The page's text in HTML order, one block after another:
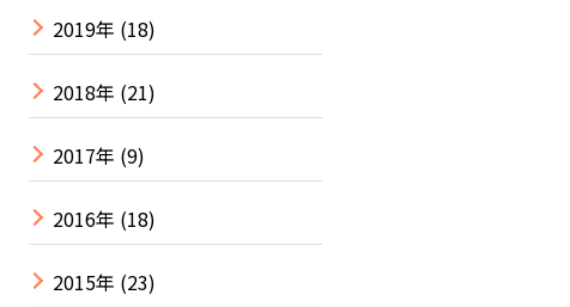
2019年 (18)
2018年 (21)
2017年 (9)
2016年 (18)
2015年 (23)